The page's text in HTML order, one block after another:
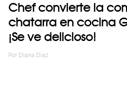
Chef convierte la
chatarra en cocina
¡Se ve delicioso!
Por Diana Diaz